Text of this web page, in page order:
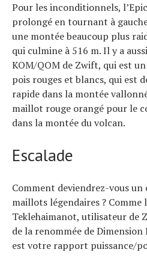
Pour les inconditionnels,
prolongé en tournant à
une montée beaucoup plus
qui culmine à 516 m. Il y a
KOM/QOM de Zwift, qui est
pois rouges et blancs, qui est
rapide dans la montée
maillot rouge orangé pour le
dans la montée du volcan.
Escalade
Comment deviendrez-vous
maillots légendaires ?
Teklehaimanot, utilisateur de
de la renommée de Dimension
est votre rapport puissance/